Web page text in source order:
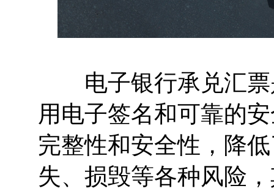
电子银行承兑汇票
用电子签名和可靠的
完整性和安全性，降
失、损毁等各种风险